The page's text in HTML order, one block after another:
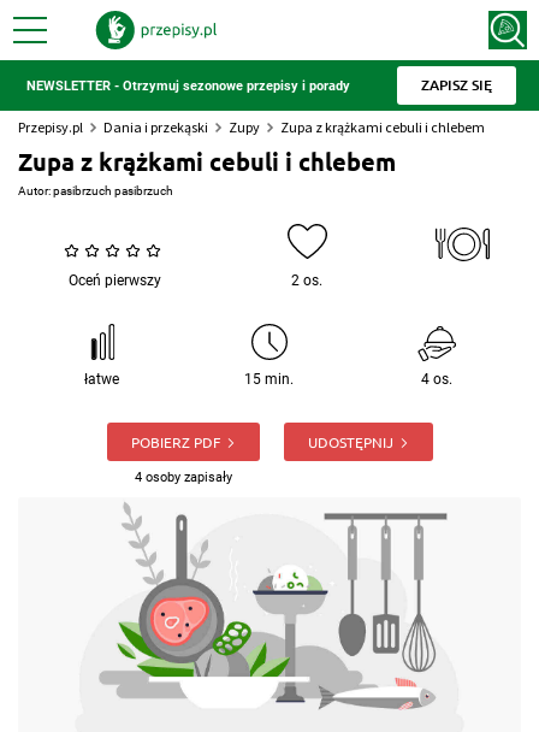
NEWSLETTER - Otrzymuj sezonowe przepisy i porady ZAPISZ SIĘ
Przepisy.pl Dania i przekąski Zupy Zupa z krążkami cebuli i chlebem
Zupa z krążkami cebuli i chlebem
Autor:pasibrzuch pasibrzuch
Oceń pierwszy 2 os.
łatwe 15 min. 4 os.
POBIERZ PDF
4 osoby zapisały
UDOSTĘPNIJ